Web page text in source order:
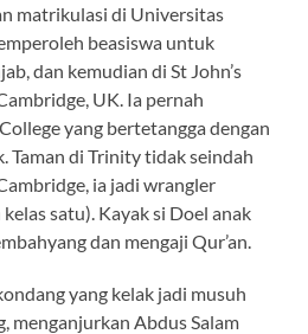
matrikulasi di Universitas
beasiswa untuk
dan kemudian di St John’s
UK. Ia pernah
yang bertetangga dengan
Taman di Trinity tidak seindah
ia jadi wrangler
satu). Kayak si Doel anak
dan mengaji Qur’an.
yang kelak jadi musuh
menganjurkan Abdus Salam